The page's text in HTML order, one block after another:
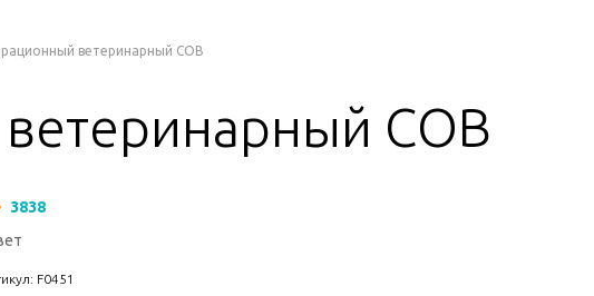
ветеринарный СОВ
СОВ
3838
F0451